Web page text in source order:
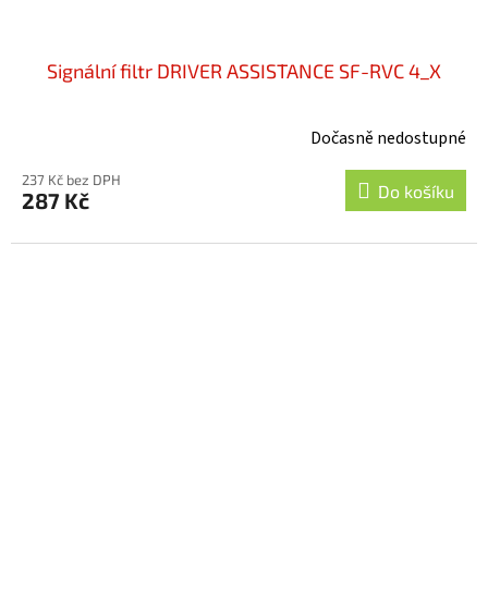
Signální filtr DRIVER ASSISTANCE SF-RVC 4_X
Dočasně nedostupné
237 Kč bez DPH
287 Kč Do košíku